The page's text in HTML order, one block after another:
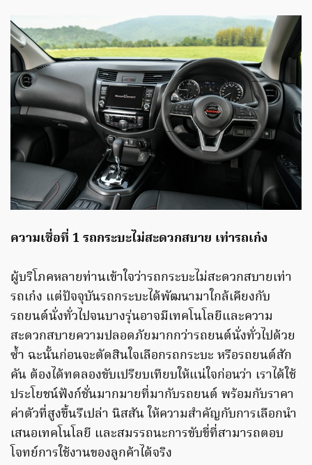
ความเชื่อที่ 1 รถกระบะไม่สะดวกสบาย เท่ารถเก๋ง
ผู้บริโภคหลายท่านเข้าใจว่ารถกระบะไม่สะดวกสบายเท่า
รถเก๋ง แต่ปัจจุบันรถกระบะได้พัฒนามาใกล้เคียงกับ
รถยนต์นั่งทั่วไปจนบางรุ่นอาจมีเทคโนโลยีและความ
สะดวกสบายความปลอดภัยมากกว่ารถยนต์นั่งทั่วไปด้วย
ซ้ำ ฉะนั้นก่อนจะตัดสินใจเลือกรถกระบะ หรือรถยนต์สัก
คัน ต้องได้ทดลองขับเปรียบเทียบให้แน่ใจก่อนว่า เราได้ใช้
ประโยชน์ฟังก์ชั่นมากมายที่มากับรถยนต์ พร้อมกับราคา
ค่าตัวที่สูงขึ้นรึเปล่า นิสสัน ให้ความสำคัญกับการเลือกนำ
เสนอเทคโนโลยี และสมรรถนะการขับขี่ที่สามารถตอบ
โจทย์การใช้งานของลูกค้าได้จริง